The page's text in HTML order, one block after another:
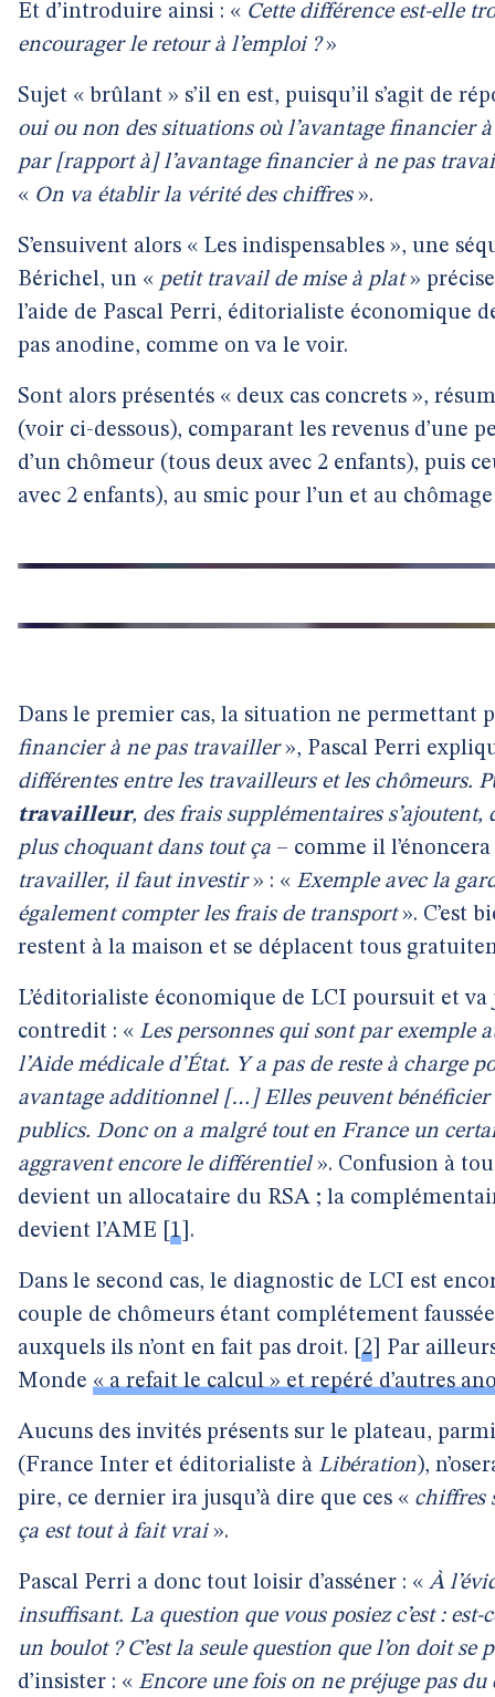
Et d’introduire ainsi : « Cette différence est-elle
encourager le retour à l’emploi ?»
Sujet « brûlant » s’il en est, puisqu’il s’agit de
oui ou non des situations où l’avantage financier
par [rapport à] l’avantage financier à ne pas
« On va établir la vérité des chiffres».
S’ensuivent alors « Les indispensables », une
Bérichel, un « petit travail de mise à plat» précise
l’aide de Pascal Perri, éditorialiste économique
pas anodine, comme on va le voir.
Sont alors présentés « deux cas concrets »,
(voir ci-dessous), comparant les revenus d’une
d’un chômeur (tous deux avec 2 enfants), puis
avec 2 enfants), au smic pour l’un et au
Dans le premier cas, la situation ne permettant
financier à ne pas travailler», Pascal Perri
différentes entre les travailleurs et les chômeurs.
travailleur, des frais supplémentaires s’ajoutent,
plus choquant dans tout ça – comme il
travailler, il faut investir» : « Exemple avec la
également compter les frais de transport». C’est
restent à la maison et se déplacent tous
L’éditorialiste économique de LCI poursuit et va
contredit : « Les personnes qui sont par exemple
l’Aide médicale d’État. Y a pas de reste à charge
avantage additionnel […] Elles peuvent bénéficier
publics. Donc on a malgré tout en France un
aggravent encore le différentiel». Confusion à
devient un allocataire du RSA ; la
devient l’AME
1 .
Dans le second cas, le diagnostic de LCI est
couple de chômeurs étant complétement
auxquels ils n’ont en fait pas droit.
2
Par
Monde « a refait le calcul » et repéré d’autres
Aucuns des invités présents sur le plateau,
(France Inter et éditorialiste à Libération),
pire, ce dernier ira jusqu’à dire que ces « chiffres
ça est tout à fait vrai».
Pascal Perri a donc tout loisir d’asséner : « À
insuffisant. La question que vous posiez c’est :
un boulot ? C’est la seule question que l’on doit se
d’insister : « Encore une fois on ne préjuge pas